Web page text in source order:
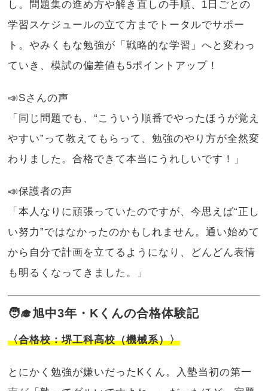
し。問題集の進め方や解き直しの手順、1日ごとの
学習スケジュールの立て方までトータルでサポー
ト。やみくもな勉強が「戦略的な学習」へと変わっ
ていき、模試の偏差値も5ポイントアップ！
📣Sさんの声
「同じ問題でも、“こういう順番でやったほうが覚え
やすい”って教えてもらって、勉強のやり方が全然変
わりました。合格できて本当にうれしいです！」
📣保護者の声
「本人なりに頑張っていたのですが、今思えば“正し
い努力”ではなかったのかもしれません。通い始めて
から自分で計画を立てるようになり、どんどん表情
も明るくなってきました。」
🧑‍🎓旭中3年・Kくんの合格体験記
〈合格校：堺工科高校（機械系）〉
とにかく勉強が嫌いだったKくん。入塾当初の第一